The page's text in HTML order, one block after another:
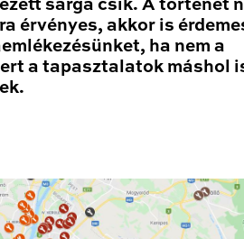
sárga csík. A történet
érvényes, akkor is
ha nem a
a tapasztalatok máshol